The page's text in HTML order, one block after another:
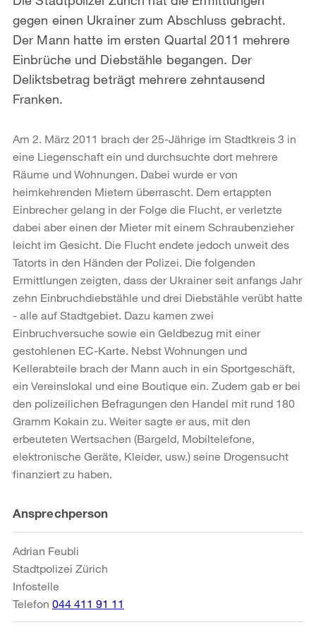
gegen einen Ukrainer zum Abschluss gebracht.
Der Mann hatte im ersten Quartal 2011 mehrere
Einbrüche und Diebstähle begangen. Der
Deliktsbetrag beträgt mehrere zehntausend
Franken.
Am 2. März 2011 brach der 25-Jährige im Stadtkreis 3 in
eine Liegenschaft ein und durchsuchte dort mehrere
Räume und Wohnungen. Dabei wurde er von
heimkehrenden Mietern überrascht. Dem ertappten
Einbrecher gelang in der Folge die Flucht, er verletzte
dabei aber einen der Mieter mit einem Schraubenzieher
leicht im Gesicht. Die Flucht endete jedoch unweit des
Tatorts in den Händen der Polizei. Die folgenden
Ermittlungen zeigten, dass der Ukrainer seit anfangs Jahr
zehn Einbruchdiebstähle und drei Diebstähle verübt hatte
- alle auf Stadtgebiet. Dazu kamen zwei
Einbruchversuche sowie ein Geldbezug mit einer
gestohlenen EC-Karte. Nebst Wohnungen und
Kellerabteile brach der Mann auch in ein Sportgeschäft,
ein Vereinslokal und eine Boutique ein. Zudem gab er bei
den polizeilichen Befragungen den Handel mit rund 180
Gramm Kokain zu. Weiter sagte er aus, mit den
erbeuteten Wertsachen (Bargeld, Mobiltelefone,
elektronische Geräte, Kleider, usw.) seine Drogensucht
finanziert zu haben.
Weitere
Informationen
Ansprechperson
Adrian Feubli
Stadtpolizei Zürich
Infostelle
Telefon 044 411 91 11